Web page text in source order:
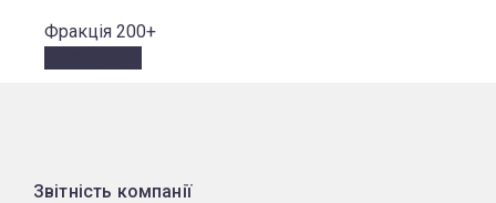
Фракція 200+
Звітність компанії